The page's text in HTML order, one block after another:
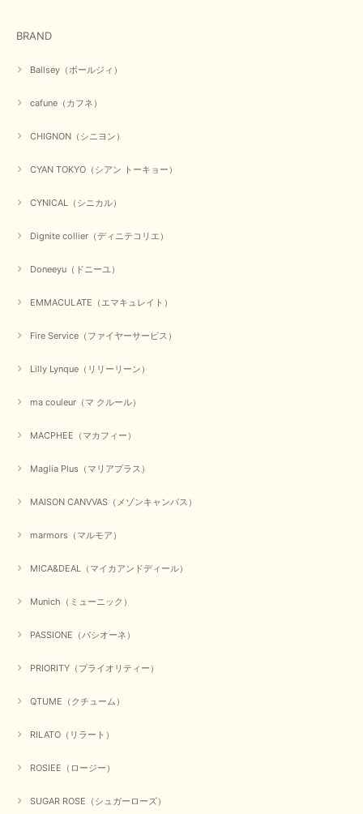
良いお買い物が出来ました。 商品も良い物で購入して良かったです。
この度は数多くあるお店の中から当店でお声かけをいただき誠
のお客様に喜んでいただく、それが理想なのですが。 メーカ
くださいませ。 ありがとうございました。
2026/01/04
お正月休みだろうとそんなに早くにご対応頂けると期待していなかったので
嬉しく思います。 ありがとうございました。 又のご来店お待
2025/10/25
かわいいふわふわのベスト届きました ありがとうございます😊
いただけて何よりでございます。 重ね着の楽しい秋冬のおし
2025/09/18
BRAND
Ballsey（ボールジィ）
cafune（カフネ）
CHIGNON（シニヨン）
CYAN TOKYO（シアン トーキョー）
CYNICAL（シニカル）
Dignite collier（ディニテコリエ）
Doneeyu（ドニーユ）
EMMACULATE（エマキュレイト）
Fire Service（ファイヤーサービス）
Lilly Lynque（リリーリーン）
ma couleur（マ クルール）
MACPHEE（マカフィー）
Maglia Plus（マリアプラス）
MAISON CANVVAS（メゾンキャンバス）
marmors（マルモア）
MICA&DEAL（マイカアンドディール）
Munich（ミューニック）
PASSIONE（パシオーネ）
PRIORITY（プライオリティー）
QTUME（クチューム）
RILATO（リラート）
ROSIEE（ロージー）
SUGAR ROSE（シュガーローズ）